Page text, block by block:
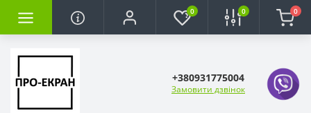
0 0 0
+380931775004
Замовити дзвінок